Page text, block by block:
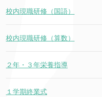
校内現職研修（国語）
校内現職研修（算数）
２年・３年栄養指導
１学期終業式